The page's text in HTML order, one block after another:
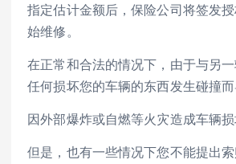
指定估计金额后，保险公司将签发
始维修。
在正常和合法的情况下，由于与另
任何损坏您的车辆的东西发生碰撞而
因外部爆炸或自燃等火灾造成车辆损
但是，也有一些情况下您不能提出